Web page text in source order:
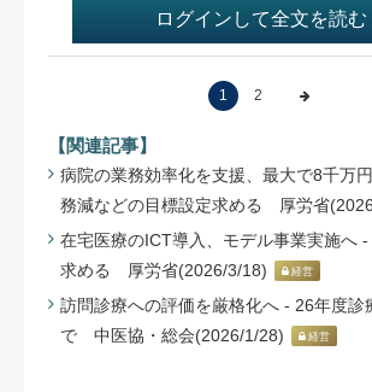
ログインして全文を読む
1 2
【関連記事】
病院の業務効率化を支援、最大で8千万
務減などの目標設定求める 厚労省
在宅医療のICT導入、モデル事業実施へ
求める 厚労省(2026/3/18)
経営
訪問診療への評価を厳格化へ - 26年度診
で 中医協・総会(2026/1/28)
経営